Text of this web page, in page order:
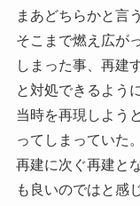
まあどちらかと言
そこまで燃え広が
しまった事、再建
と対処できるよう
当時を再現しよう
ってしまっていた。
再建に次ぐ再建と
も良いのではと感